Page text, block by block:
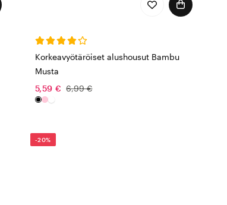
Korkeavyötäröiset alushousut Bambu
Musta
5,59 € 6,99 €
-20%